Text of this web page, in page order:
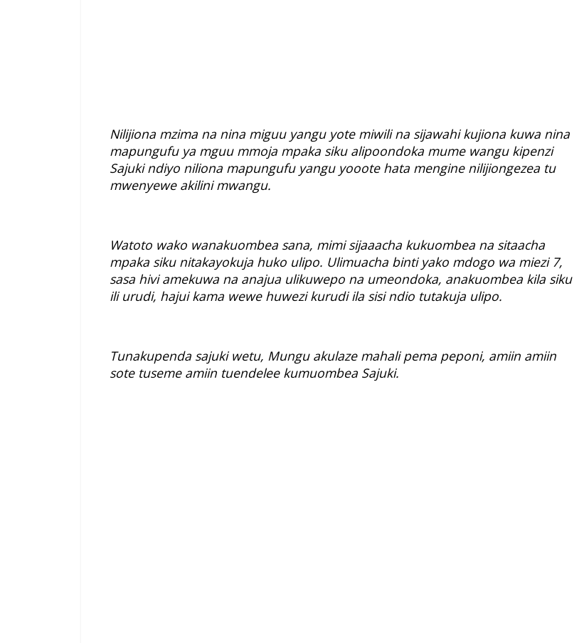
Nilijiona mzima na nina miguu yangu yote miwili na sijawahi kujiona kuwa nina
mapungufu ya mguu mmoja mpaka siku alipoondoka mume wangu kipenzi
Sajuki ndiyo niliona mapungufu yangu yooote hata mengine nilijiongezea tu
mwenyewe akilini mwangu.
Watoto wako wanakuombea sana, mimi sijaaacha kukuombea na sitaacha
mpaka siku nitakayokuja huko ulipo. Ulimuacha binti yako mdogo wa miezi 7,
sasa hivi amekuwa na anajua ulikuwepo na umeondoka, anakuombea kila siku
ili urudi, hajui kama wewe huwezi kurudi ila sisi ndio tutakuja ulipo.
Tunakupenda sajuki wetu, Mungu akulaze mahali pema peponi, amiin amiin
sote tuseme amiin tuendelee kumuombea Sajuki.